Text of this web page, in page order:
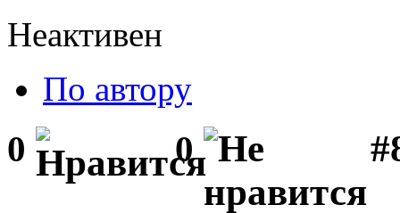
Неактивен
По автору
0 0